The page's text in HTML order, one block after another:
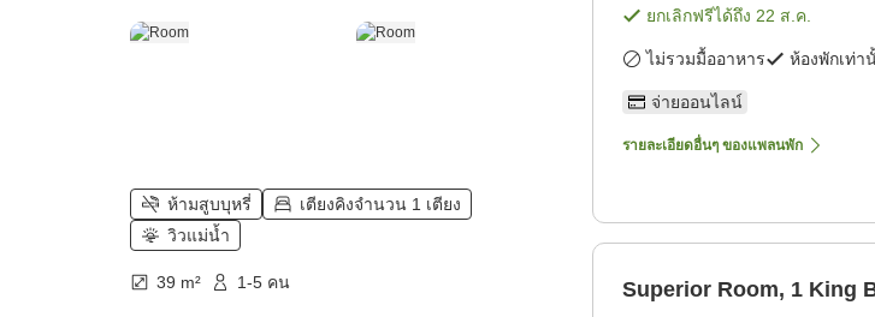
ห้ามสูบบุหรี่
เตียงคิงจำนวน 1 เตียง
วิวแม่น้ำ
39 m² 1-5 คน
ยกเลิกฟรีได้ถึง 22 ส.ค.
ไม่รวมมื้ออาหาร ห้องพักเท่า
จ่ายออนไลน์
รายละเอียดอื่นๆ ของแพลนพัก
Superior Room, 1 King